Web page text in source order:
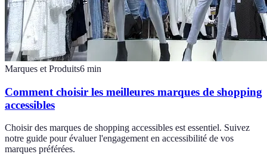
Marques et Produits6 min
Comment choisir les meilleures marques de shopping
accessibles
Choisir des marques de shopping accessibles est essentiel. Suivez
notre guide pour évaluer l'engagement en accessibilité de vos
marques préférées.